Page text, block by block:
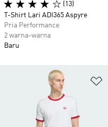
(13)
T-Shirt Lari ADI365 Aspyre
Pria Performance
2 warna-warna
Baru